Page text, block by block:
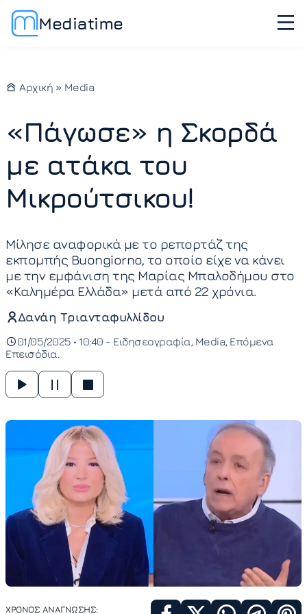
Mediatime
Αρχική » Media
«Πάγωσε» η Σκορδά
με ατάκα του
Μικρούτσικου!
Μίλησε αναφορικά με το ρεπορτάζ της
εκπομπής Buongiorno, το οποίο είχε να κάνει
με την εμφάνιση της Μαρίας Μπαλοδήμου στο
«Καλημέρα Ελλάδα» μετά από 22 χρόνια.
Δανάη Τριανταφυλλίδου
01/05/2025 • 10:40 - Ειδησεογραφία Media Επόμενα
Επεισόδια
ΧΡΟΝΟΣ ΑΝΑΓΝΩΣΗΣ: